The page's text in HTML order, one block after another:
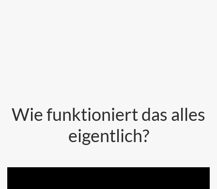
Wie funktioniert das alles
eigentlich?